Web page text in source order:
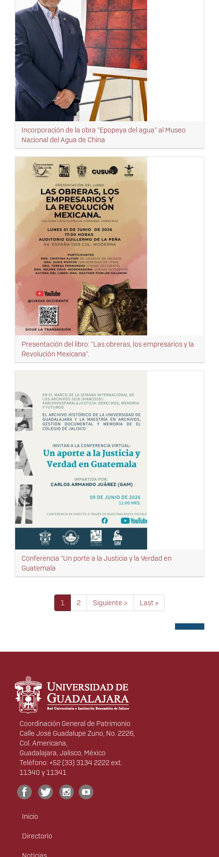
Incorporación de la obra "Epopeya del agua" al Museo
Nacional del Agua de China
Presentación del libro: "Las obreras, los empresarios y la
Revolución Mexicana".
Conferencia "Un porte a la Justicia y la Verdad en
Guatemala
Paginación
Página
actual
1 Página
2
Siguiente
página
Siguiente >
Última
página
Last »
Información del portal
Coordinación General de Patrimonio
Calle José Guadalupe Zuno, No. 2226,
Col. Americana,
Guadalajara, Jalisco, México
Teléfono: +52 (33) 3134 2222 ext.
11340 y 11341
Menú
principal
Inicio
Directorio